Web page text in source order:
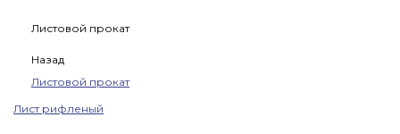
Листовой прокат
Назад
Листовой прокат
Лист рифленый